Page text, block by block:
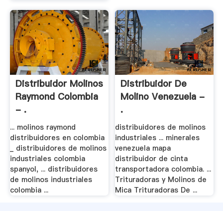
Distribuidor Molinos
Raymond Colombia
- .
... molinos raymond
distribuidores en colombia
_ distribuidores de molinos
industriales colombia
spanyol, ... distribuidores
de molinos industriales
colombia ...
Distribuidor De
Molino Venezuela -
.
distribuidores de molinos
industriales ... minerales
venezuela mapa
distribuidor de cinta
transportadora colombia. ...
Trituradoras y Molinos de
Mica Trituradoras De ...